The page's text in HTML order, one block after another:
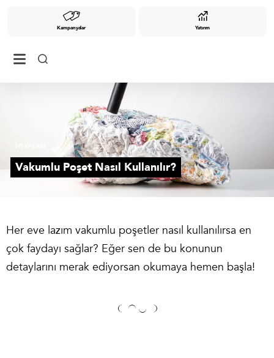
Kampanyalar Yatırım
Vakumlu Poşet Nasıl Kullanılır?
Her eve lazım vakumlu poşetler nasıl kullanılırsa en
çok faydayı sağlar? Eğer sen de bu konunun
detaylarını merak ediyorsan okumaya hemen başla!